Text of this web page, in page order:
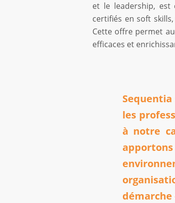
et le leadership, est
certifiés en soft
Cette offre permet
efficaces et
les
à notre